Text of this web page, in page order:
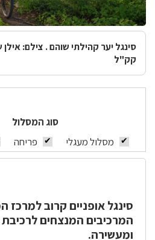
סינגל יער קהילתי שוהם . צילם:
קק"ל
סוג המסלול
מסלול מעגלי
פריחה
סינגל אופניים קרובלמרכז
המרכיבים המנצחים
ומעשירה.